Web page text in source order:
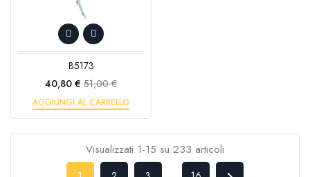
B5173
Prezzo
40,80 € Prezzo
base
51,00 €
AGGIUNGI AL CARRELLO
Visualizzati 1-15 su 233 articoli